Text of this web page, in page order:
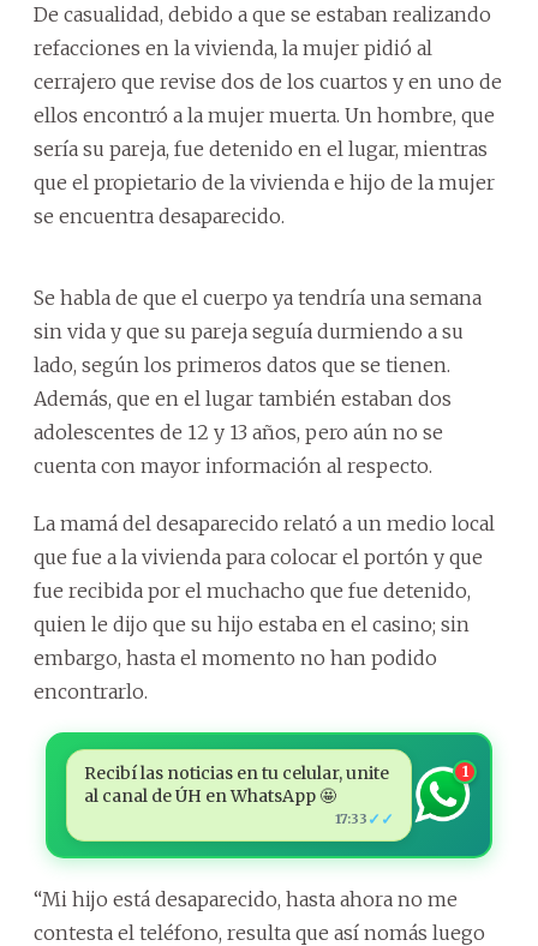
De casualidad, debido a que se estaban realizando
refacciones en la vivienda, la mujer pidió al
cerrajero que revise dos de los cuartos y en uno de
ellos encontró a la mujer muerta. Un hombre, que
sería su pareja, fue detenido en el lugar, mientras
que el propietario de la vivienda e hijo de la mujer
se encuentra desaparecido.
Se habla de que el cuerpo ya tendría una semana
sin vida y que su pareja seguía durmiendo a su
lado, según los primeros datos que se tienen.
Además, que en el lugar también estaban dos
adolescentes de 12 y 13 años, pero aún no se
cuenta con mayor información al respecto.
La mamá del desaparecido relató a un medio local
que fue a la vivienda para colocar el portón y que
fue recibida por el muchacho que fue detenido,
quien le dijo que su hijo estaba en el casino; sin
embargo, hasta el momento no han podido
encontrarlo.
Recibí las noticias en tu celular, unite
al canal de ÚH en WhatsApp 🤩
17:33 ✓✓
1
“Mi hijo está desaparecido, hasta ahora no me
contesta el teléfono, resulta que así nomás luego